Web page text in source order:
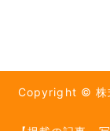
Copyright © 株